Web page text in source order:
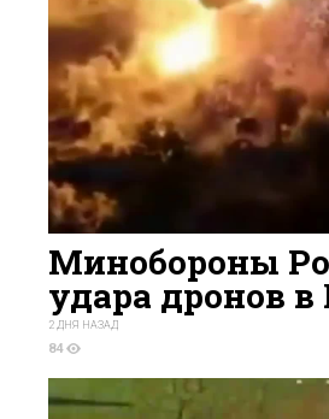
Минобороны
удара дронов
2 ДНЯ НАЗАД
84